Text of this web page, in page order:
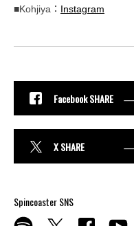
■Kohjiya： Instagram
Facebook SHARE
X SHARE
Spincoaster SNS